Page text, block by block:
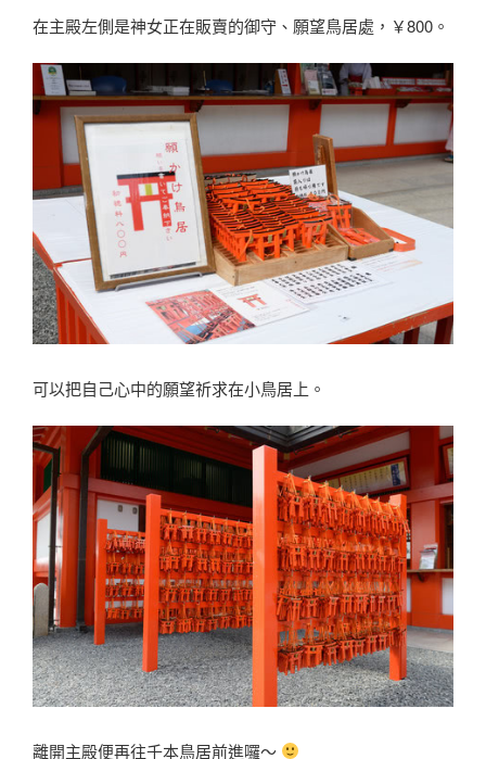
在主殿左側是神女正在販賣的御守、願望鳥居處，￥800。
可以把自己心中的願望祈求在小鳥居上。
離開主殿便再往千本鳥居前進囉〜